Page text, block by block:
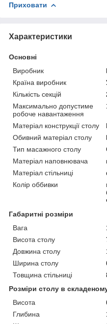
Приховати
Характеристики
Основні
Виробник
Країна виробник
Кількість секцій
Максимально допустиме
робоче навантаження
Матеріал конструкції столу
Обивний матеріал столу
Тип масажного столу
Матеріал наповнювача
Матеріал стільниці
Колір оббивки
Габаритні розміри
Вага
Висота столу
Довжина столу
Ширина столу
Товщина стільниці
Розміри столу в
Висота
Глибина